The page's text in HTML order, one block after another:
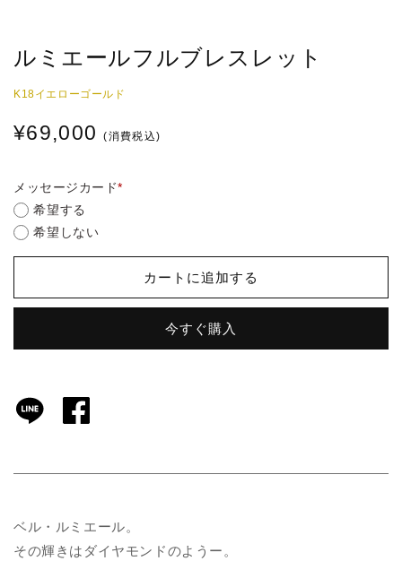
で
デ
ア
(1)
く
ルミエールフルブレスレット
K18イエローゴールド
通
価
格
¥69,000
メッセージカード*
希望する
希望しない
カートに追加する
今すぐ購入
ベル・ルミエール。
その輝きはダイヤモンドのようー。